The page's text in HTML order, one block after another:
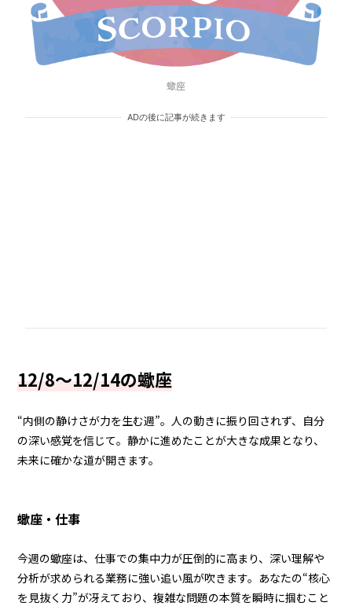
蠍座
ADの後に記事が続きます
12/8～12/14の蠍座
“内側の静けさが力を生む週”。人の動きに振り回されず、自分
の深い感覚を信じて。静かに進めたことが大きな成果となり、
未来に確かな道が開きます。
蠍座・仕事
今週の蠍座は、仕事での集中力が圧倒的に高まり、深い理解や
分析が求められる業務に強い追い風が吹きます。あなたの“核心
を見抜く力”が冴えており、複雑な問題の本質を瞬時に掴むこと